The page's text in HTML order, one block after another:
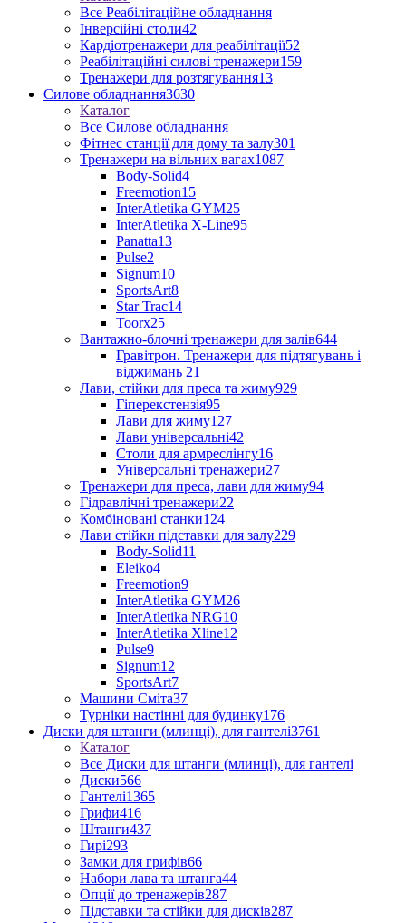
Все Реабілітаційне обладнання
Інверсійні столи42
Кардіотренажери для реабілітації52
Реабілітаційні силові тренажери159
Тренажери для розтягування13
Силове обладнання3630
Каталог
Все Силове обладнання
Фітнес станції для дому та залу301
Тренажери на вільних вагах1087
Body-Solid4
Freemotion15
InterAtletika GYM25
InterAtletika X-Line95
Panatta13
Pulse2
Signum10
SportsArt8
Star Trac14
Toorx25
Вантажно-блочні тренажери для залів644
Гравітрон. Тренажери для підтягувань і
віджимань 21
Лави, стійки для преса та жиму929
Гіперекстензія95
Лави для жиму127
Лави універсальні42
Столи для армреслінгу16
Універсальні тренажери27
Тренажери для преса, лави для жиму94
Гідравлічні тренажери22
Комбіновані станки124
Лави стійки підставки для залу229
Body-Solid11
Eleiko4
Freemotion9
InterAtletika GYM26
InterAtletika NRG10
InterAtletika Xline12
Pulse9
Signum12
SportsArt7
Машини Сміта37
Турніки настінні для будинку176
Диски для штанги (млинці), для гантелі3761
Каталог
Все Диски для штанги (млинці), для гантелі
Диски566
Гантелі1365
Грифи416
Штанги437
Гирі293
Замки для грифів66
Набори лава та штанга44
Опції до тренажерів287
Підставки та стійки для дисків287